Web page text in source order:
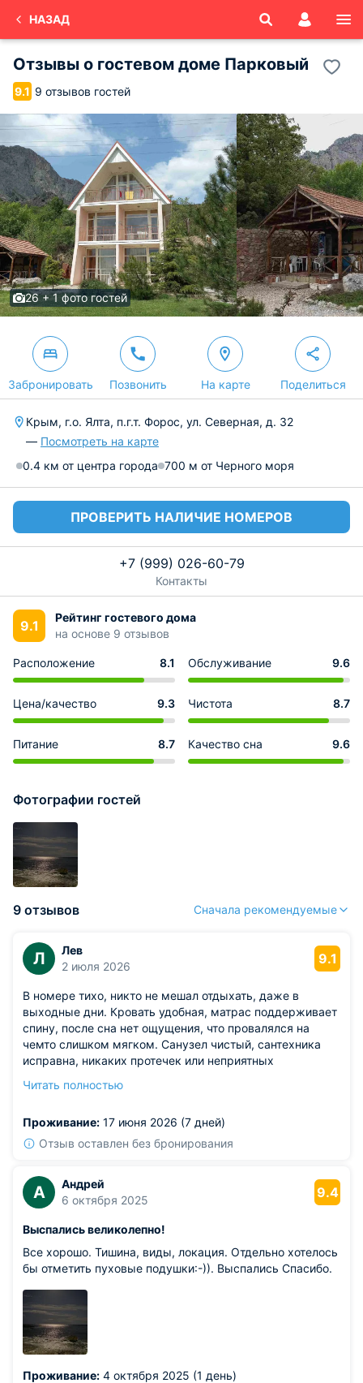
НАЗАД
Отзывы о гостевом доме Парковый
9.1 9 отзывов гостей
26 + 1 фото гостей
Забронировать Позвонить На карте Поделиться
Крым, г.о. Ялта, п.г.т. Форос, ул. Северная, д. 32
— Посмотреть на карте
0.4 км от центра города 700 м от Черного моря
ПРОВЕРИТЬ НАЛИЧИЕ НОМЕРОВ
+7 (999) 026-60-79
Контакты
9.1
Рейтинг гостевого дома
на основе 9 отзывов
Расположение 8.1 Обслуживание 9.6
Цена/качество 9.3 Чистота 8.7
Питание 8.7 Качество сна 9.6
Фотографии гостей
9 отзывов Сначала рекомендуемые
Л
Лев
2 июля 2026
9.1
В номере тихо, никто не мешал отдыхать, даже в
выходные дни. Кровать удобная, матрас поддерживает
спину, после сна нет ощущения, что провалялся на
чемто слишком мягком. Санузел чистый, сантехника
исправна, никаких протечек или неприятных
Из недостатков: в какойто момент я захотел почитать
маловато, а отдельной лампы у кровати не оказалось.
Читать полностью
Проживание: 17 июня 2026 (7 дней)
Отзыв оставлен без бронирования
А
Андрей
6 октября 2025
9.4
Выспались великолепно!
Все хорошо. Тишина, виды, локация. Отдельно хотелось
бы отметить пуховые подушки:-)). Выспались Спасибо.
Проживание: 4 октября 2025 (1 день)